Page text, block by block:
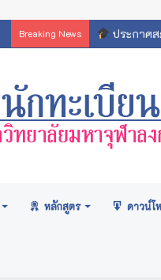
Breaking News ประกาศ
หลักสูตร ดาวน์โ